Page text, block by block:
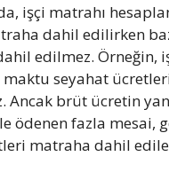
işçi matrahı
dahil edilirken
edilmez. Örneğin,
maktu seyahat
Ancak brüt ücretin
ödenen fazla mesai,
matraha dahil